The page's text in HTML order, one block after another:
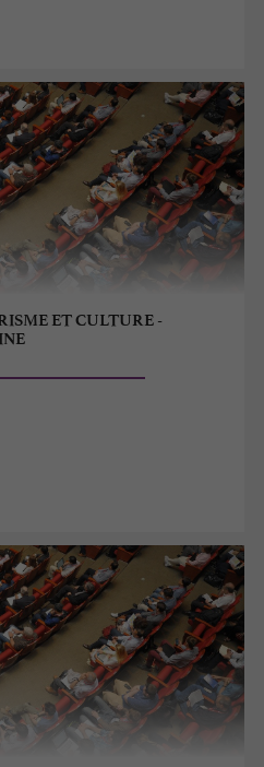
ET CULTURE -